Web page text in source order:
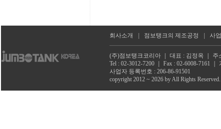
회사소개 점보탱크의 제조공정 사
(주)점보탱크코리아 ｜ 대표 : 김정옥 ｜ 주
Tel : 02-3012-7200 ｜ Fax : 02-6008-7161
사업자 등록번호 : 206-86-91501
copyright 2012 ~ 2026 by All Rights Reserved.